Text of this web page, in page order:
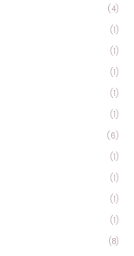
(4)
(1)
(1)
(1)
(1)
(1)
(6)
(1)
(1)
(1)
(1)
(8)